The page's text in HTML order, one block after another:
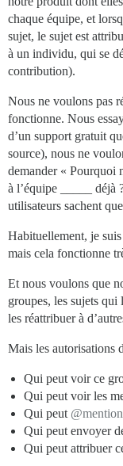
chaque équipe, et
sujet, le sujet est
à un individu, qui se
contribution).
Nous ne voulons pas
fonctionne. Nous
d’un support gratuit
source), nous ne
demander « Pourquoi
à l’équipe _____ déjà
utilisateurs sachent
Habituellement, je
mais cela fonctionne
Et nous voulons que
groupes, les sujets
les réattribuer à
Mais les autorisations
Qui peut voir ce
Qui peut voir les
Qui peut
Qui peut envoyer
Qui peut attribuer